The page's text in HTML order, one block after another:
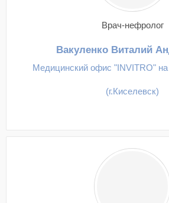
Врач-нефролог
Вакуленко Виталий
Медицинский офис "INVITRO"
(г.Киселевск)